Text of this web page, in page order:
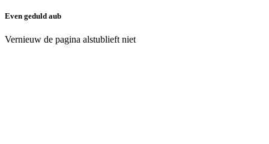
Even geduld aub
Vernieuw de pagina alstublieft niet